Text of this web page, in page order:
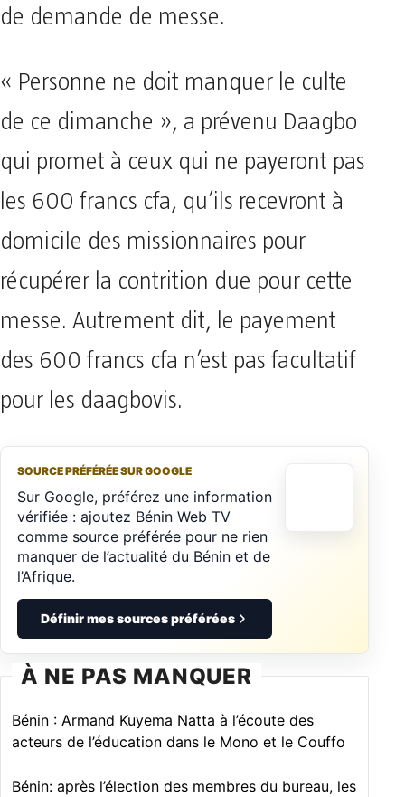
de demande de messe.
« Personne ne doit manquer le culte
de ce dimanche », a prévenu Daagbo
qui promet à ceux qui ne payeront pas
les 600 francs cfa, qu’ils recevront à
domicile des missionnaires pour
récupérer la contrition due pour cette
messe. Autrement dit, le payement
des 600 francs cfa n’est pas facultatif
pour les daagbovis.
SOURCE PRÉFÉRÉE SUR GOOGLE
Sur Google, préférez une information
vérifiée : ajoutez Bénin Web TV
comme source préférée pour ne rien
manquer de l’actualité du Bénin et de
l’Afrique.
Définir mes sources préférées
À NE PAS MANQUER
Bénin : Armand Kuyema Natta à l’écoute des
acteurs de l’éducation dans le Mono et le Couffo
Bénin: après l’élection des membres du bureau, les